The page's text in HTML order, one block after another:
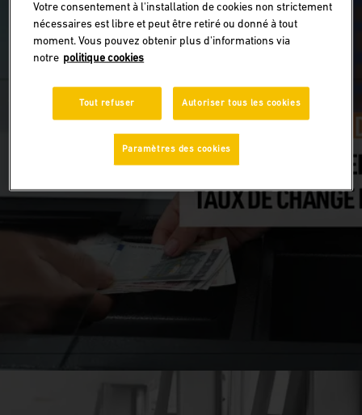
1/4
en agence !
Votre consentement à l'installation de cookies non strictement
nécessaires est libre et peut être retiré ou donné à tout
moment. Vous pouvez obtenir plus d'informations via
notre politique cookies
Tout refuser Autoriser tous les cookies
Paramètres des cookies